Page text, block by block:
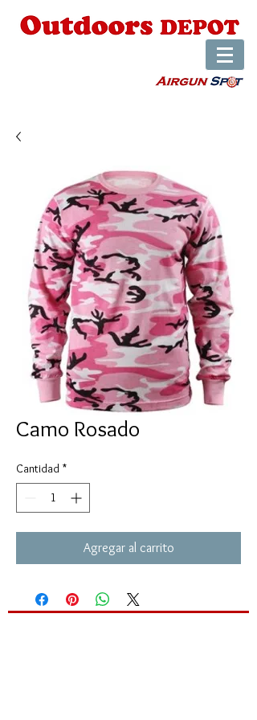
Camo Rosado
Cantidad *
Agregar al carrito